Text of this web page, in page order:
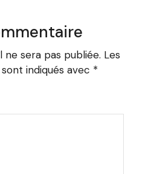
sera pas publiée. Les
indiqués avec *